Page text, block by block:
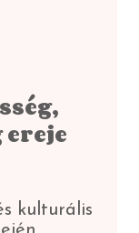
kulturális